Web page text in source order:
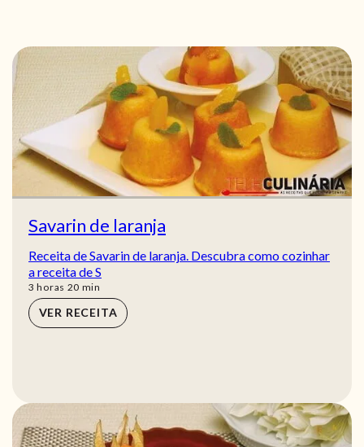
Savarin de laranja
Receita de Savarin de laranja. Descubra como cozinhar
a receita de S
3 horas
horas 20 min
min
VER RECEITA